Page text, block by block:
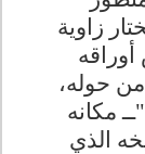
زاوية
حوله،
"ــ مكانه
الذي